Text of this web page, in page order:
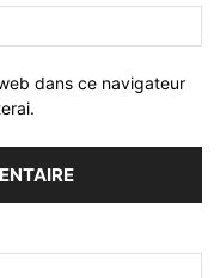
dans ce navigateur